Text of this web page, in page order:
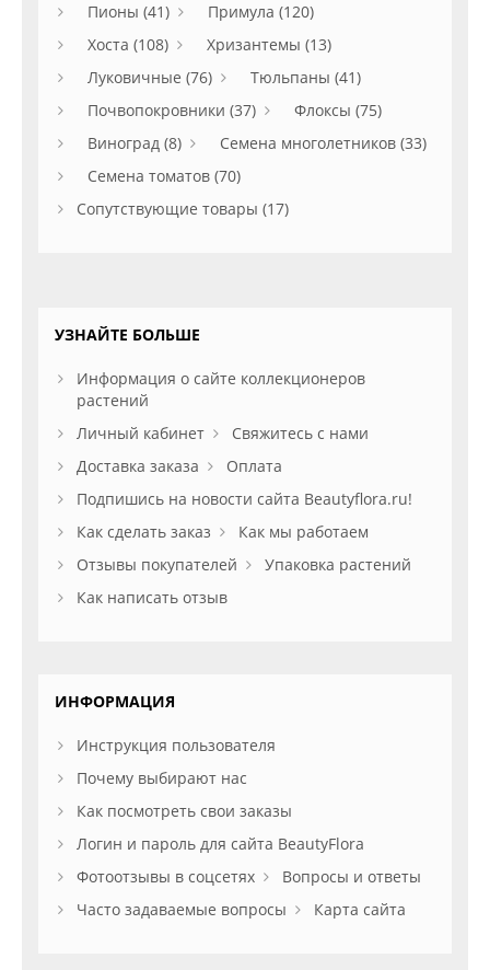
Пионы (41)
Примула (120)
Хоста (108)
Хризантемы (13)
Луковичные (76)
Тюльпаны (41)
Почвопокровники (37)
Флоксы (75)
Виноград (8)
Семена многолетников (33)
Семена томатов (70)
Сопутствующие товары (17)
УЗНАЙТЕ БОЛЬШЕ
Информация о сайте коллекционеров
растений
Личный кабинет
Свяжитесь с нами
Доставка заказа
Оплата
Подпишись на новости сайта Beautyflora.ru!
Как сделать заказ
Как мы работаем
Отзывы покупателей
Упаковка растений
Как написать отзыв
ИНФОРМАЦИЯ
Инструкция пользователя
Почему выбирают нас
Как посмотреть свои заказы
Логин и пароль для сайта BeautyFlora
Фотоотзывы в соцсетях
Вопросы и ответы
Часто задаваемые вопросы
Карта сайта